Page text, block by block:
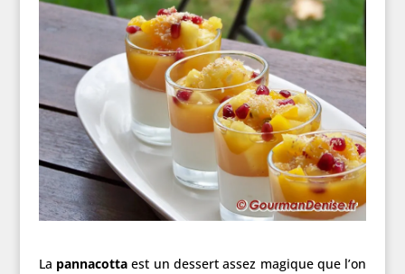
La pannacottaest un dessert assez magique que l’on